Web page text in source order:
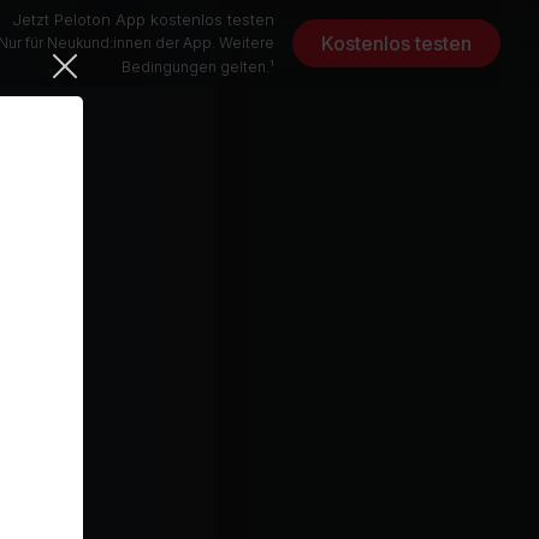
Jetzt Peloton App kostenlos testen
Nur für Neukund:innen der App. Weitere
Bedingungen gelten.¹
Kostenlos testen
as